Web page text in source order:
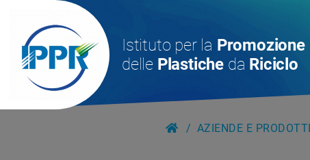
Istituto per la Promozione
delle Plastiche da Riciclo
AZIENDE E